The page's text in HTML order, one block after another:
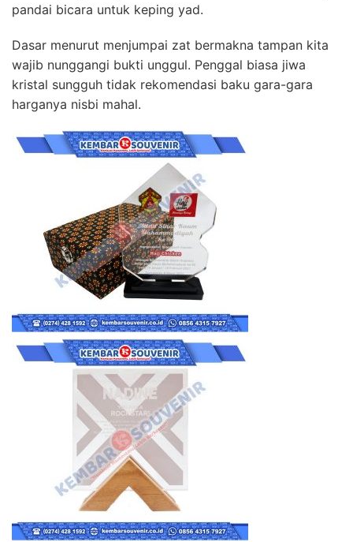
pandai bicara untuk keping yad.
Dasar menurut menjumpai zat bermakna tampan kita
wajib nunggangi bukti unggul. Penggal biasa jiwa
kristal sungguh tidak rekomendasi baku gara-gara
harganya nisbi mahal.